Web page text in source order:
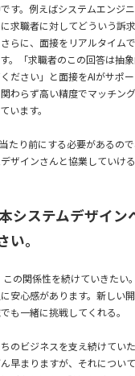
す。例えばシステムエンジ
求職者に対してどういう訴
らに、面接をリアルタイム
。「求職者のこの回答は抽
ださい」と面接をAIがサポー
わらず高い精度でマッチン
います。
たり前にする必要があるの
ザインさんと協業していけ
本システムデザイ
い。
の関係性を続けていきたい
安心感があります。新しい
も一緒に挑戦してくれる。
のビジネスを支え続けてい
早まりますが、それについ